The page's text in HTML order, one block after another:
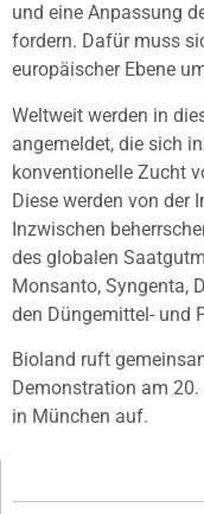
und eine Anpassung
fordern. Dafür muss
europäischer Ebene
Weltweit werden in
angemeldet, die sich
konventionelle Zucht
Diese werden von der
Inzwischen
des globalen
Monsanto, Syngenta,
den Düngemittel- und
Bioland ruft
Demonstration am
in München auf.